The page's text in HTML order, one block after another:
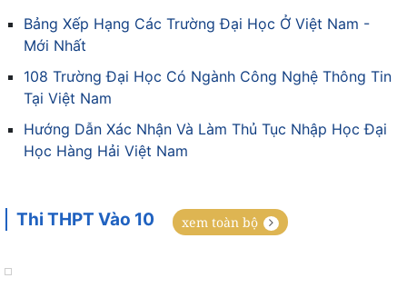
Bảng Xếp Hạng Các Trường Đại Học Ở Việt Nam -
Mới Nhất
108 Trường Đại Học Có Ngành Công Nghệ Thông Tin
Tại Việt Nam
Hướng Dẫn Xác Nhận Và Làm Thủ Tục Nhập Học Đại
Học Hàng Hải Việt Nam
Thi THPT Vào 10 xem toàn bộ